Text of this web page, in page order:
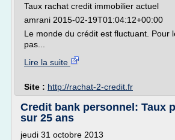
Taux rachat credit immobilier actuel
amrani 2015-02-19T01:04:12+00:00
Le monde du crédit est fluctuant. Pour
pas...
Lire la suite
Site : http://rachat-2-credit.fr
Credit bank personnel: Taux
sur 25 ans
jeudi 31 octobre 2013